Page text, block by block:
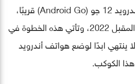
أندرويد 12 إلى إصدار أندرويد 12 جو (Android Go) قريبًا،
وتحديدًا مع بداية العام المقبل 2022، وتأتي هذه الخطوة في
ابدًا لوضع هواتف أندرويد
الكوكب.